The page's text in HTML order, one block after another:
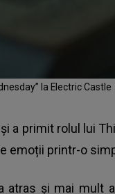
la Electric Castle
a primit rolul lui
emoții printr-o
atras și mai mult